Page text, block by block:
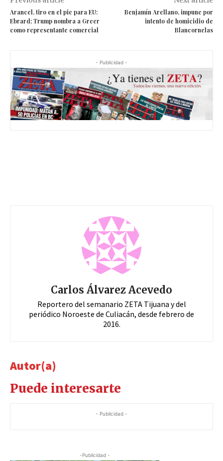
Arancel, tiro en el pie para EU:
Ebrard; Trump nombra a Greer
como representante comercial
Benjamín Arellano, impune por
intento de homicidio de
Blancornelas
- Publicidad -
Carlos Álvarez Acevedo
Reportero del semanario ZETA Tijuana y del
periódico Noroeste de Culiacán, desde febrero de
2016.
Autor(a)
Puede interesarte
- Publicidad -
-Publicidad -